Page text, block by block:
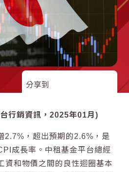
分享到
行銷資訊，2025年01月)
2.7%，超出預期的2.6%，是
成長率。中租基金平台總經
資和物價之間的良性迴圈基本